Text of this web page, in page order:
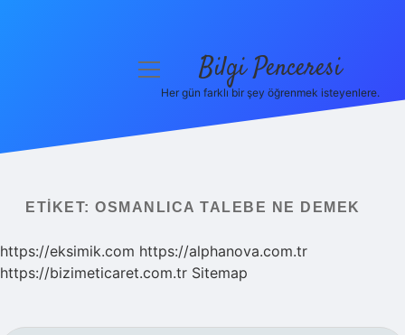
Yasal Uyarı
Hakkımızda
menüyü
Bilgi Penceresi
Her gün farklı bir şey öğrenmek isteyenlere.
ETIKET: OSMANLICA TALEBE NE DEMEK
https://eksimik.com https://alphanova.com.tr
https://bizimeticaret.com.tr Sitemap